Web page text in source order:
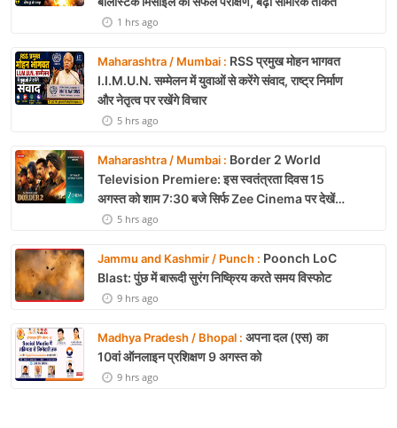
1 hrs ago
Maharashtra / Mumbai : RSS प्रमुख मोहन भागवत
I.I.M.U.N. सम्मेलन में युवाओं से करेंगे संवाद, राष्ट्र निर्माण
और नेतृत्व पर रखेंगे विचार
5 hrs ago
Maharashtra / Mumbai : Border 2 World
Television Premiere: इस स्वतंत्रता दिवस 15
अगस्त को शाम 7:30 बजे सिर्फ Zee Cinema पर देखें
बॉर्डर 25 hrs ago
Jammu and Kashmir / Punch : Poonch LoC
Blast: पुंछ में बारूदी सुरंग निष्क्रिय करते समय विस्फोट
9 hrs ago
Madhya Pradesh / Bhopal : अपना दल (एस) का
10वां ऑनलाइन प्रशिक्षण 9 अगस्त को
9 hrs ago